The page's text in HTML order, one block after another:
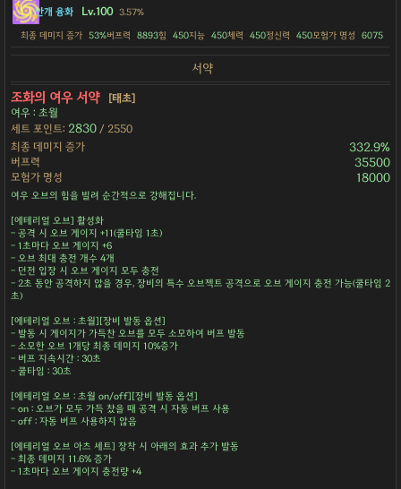
안개 융화 Lv.100 3.57%
최종 데미지 증가 53%버프력 8893힘 450지능 450체력 450정신력 450모험가 명성 6075
서약
조화의 여우 서약
[태초]
여우 : 초월
세트 포인트: 2830 / 2550
최종 데미지 증가
332.9%
버프력 35500
모험가 명성 18000
여우 오브의 힘을 빌려 순간적으로 강해집니다.
[에테리얼 오브] 활성화
- 공격 시 오브 게이지 +11(쿨타임 1초)
- 1초마다 오브 게이지 +6
- 오브 최대 충전 개수 4개
- 던전 입장 시 오브 게이지 모두 충전
- 2초 동안 공격하지 않을 경우, 장비의 특수 오브젝트 공격으로 오브 게이지 충전 가능(쿨타임 2
초)
[에테리얼 오브 : 초월][장비 발동 옵션]
- 발동 시 게이지가 가득찬 오브를 모두 소모하여 버프 발동
- 소모한 오브 1개당 최종 데미지 10%증가
- 버프 지속시간 : 30초
- 쿨타임 : 30초
[에테리얼 오브 : 초월 on/off][장비 발동 옵션]
- on : 오브가 모두 가득 찼을 때 공격 시 자동 버프 사용
- off : 자동 버프 사용하지 않음
[에테리얼 오브 아츠 세트] 장착 시 아래의 효과 추가 발동
- 최종 데미지 11.6% 증가
- 1초마다 오브 게이지 충전량 +4